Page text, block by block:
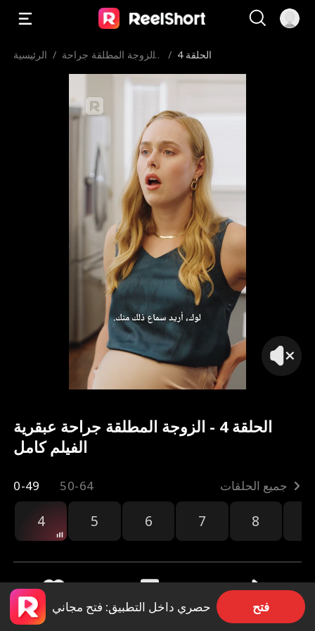
الرئيسية / الزوجة المطلقة جراحة
/ الحلقة 4
لوك، أريد سماع ذلك منك.
الحلقة 4 - الزوجة المطلقة جراحة عبقرية
الفيلم كامل
0-49 50-64 جميع الحلقات
4 5 6 7 8
1k 9.1k مشاركة حصري داخل التطبيق: فتح مجاني فتح